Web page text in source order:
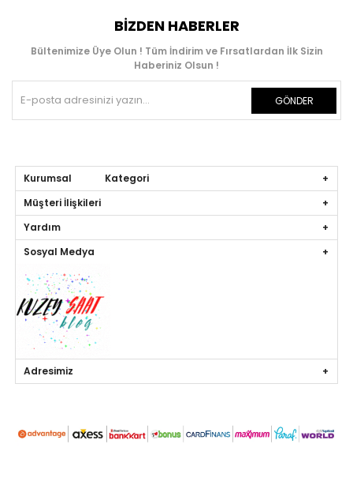
BIZDEN HABERLER
Bültenimize Üye Olun ! Tüm İndirim ve Fırsatlardan İlk Sizin
Haberiniz Olsun !
GÖNDER
Kurumsal Kategori
Müşteri İlişkileri
Yardım
Sosyal Medya
Adresimiz